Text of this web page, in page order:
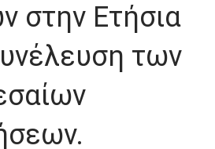
στην Ετήσια
των